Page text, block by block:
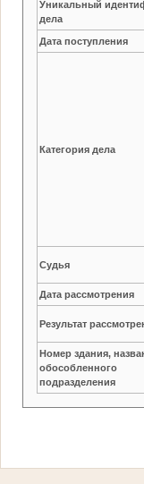
Уникальный
дела
Дата поступления
Категория дела
Судья
Дата рассмотрения
Результат
Номер здания,
обособленного
подразделения